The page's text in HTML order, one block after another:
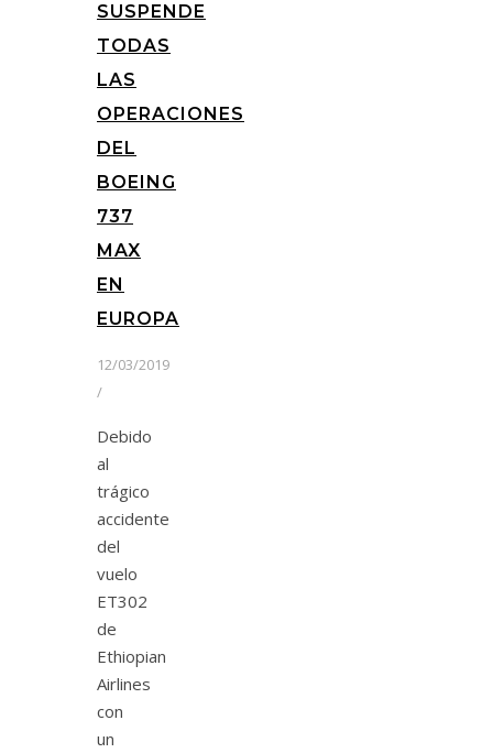
SUSPENDE
TODAS
LAS
OPERACIONES
DEL
BOEING
737
MAX
EN
EUROPA
12/03/2019
/
Debido
al
trágico
accidente
del
vuelo
ET302
de
Ethiopian
Airlines
con
un